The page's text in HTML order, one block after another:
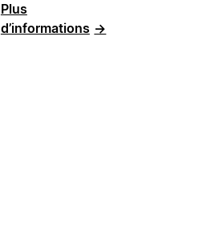
Plus
d’informations →